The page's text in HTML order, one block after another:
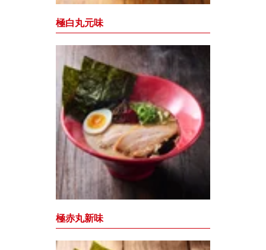
極白丸元味
極赤丸新味